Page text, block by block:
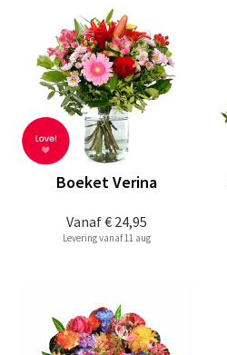
Vanaf€ 24,95
Boeket Verina
Levering vanaf 11 aug